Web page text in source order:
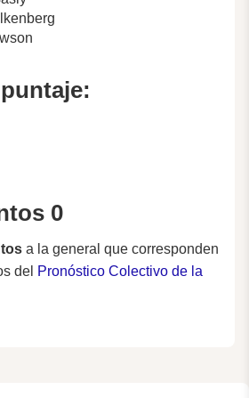
0
a la general que corresponden
del Pronóstico Colectivo de la